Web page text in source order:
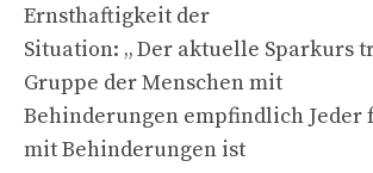
Ernsthaftigkeit der
Situation: „ Der aktuelle Sparkurs
Gruppe der Menschen mit
Behinderungen empfindlich Jeder
mit Behinderungen ist